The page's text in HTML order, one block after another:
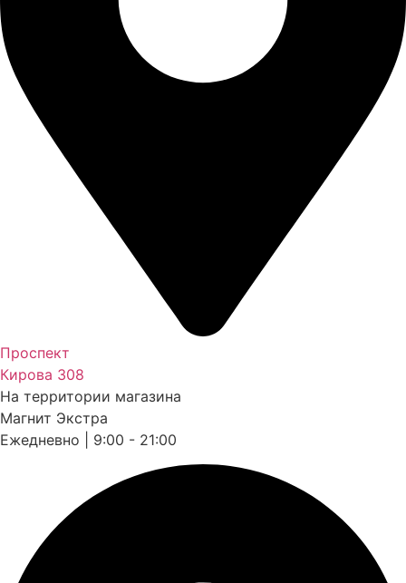
Проспект
Кирова 308
На территории магазина
Магнит Экстра
Ежедневно | 9:00 - 21:00